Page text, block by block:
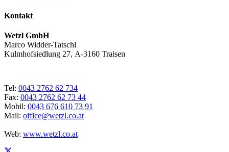
Kontakt
Wetzl GmbH
Marco Widder-Tatschl
Kulmhofsiedlung 27, A-3160 Traisen
Tel: 0043 2762 62 734
Fax: 0043 2762 62 73 44
Mobil: 0043 676 610 73 91
Mail: office@wetzl.co.at
Web: www.wetzl.co.at